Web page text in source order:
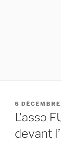
PUBLIÉ
LE
6
L’asso
devant